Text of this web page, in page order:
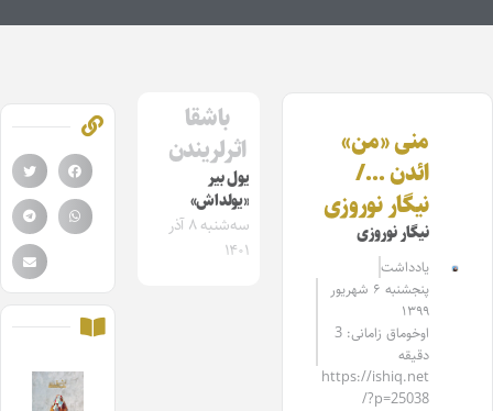
منی «من»
ائدن …/
نیگار نوروزی
نیگار نوروزی
یادداشت
پنجشنبه ۶ شهریور
۱۳۹۹
اوخوماق زامانی: 3
دقیقه
https://ishiq.net
/?p=25038
باشقا
اثرلریندن
یول بیر
«یولداش»
سه‌شنبه ۸ آذر
۱۴۰۱